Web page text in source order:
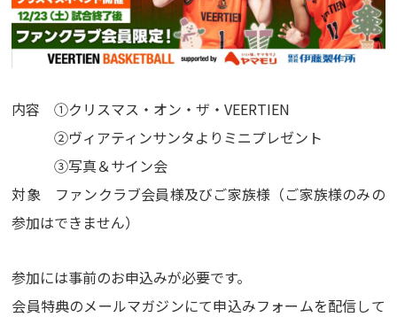
内容 ①クリスマス・オン・ザ・VEERTIEN
②ヴィアティンサンタよりミニプレゼント
③写真＆サイン会
対象 ファンクラブ会員様及びご家族様（ご家族様のみの
参加はできません）
参加には事前のお申込みが必要です。
会員特典のメールマガジンにて申込みフォームを配信して